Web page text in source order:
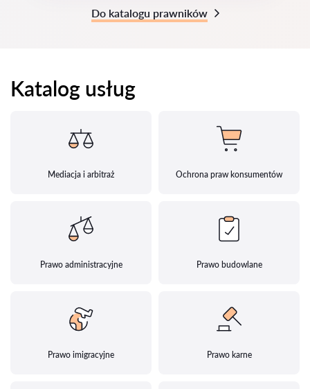
Do katalogu prawników
Katalog usług
Mediacja i arbitraż Ochrona praw konsumentów
Prawo administracyjne Prawo budowlane
Prawo imigracyjne Prawo karne